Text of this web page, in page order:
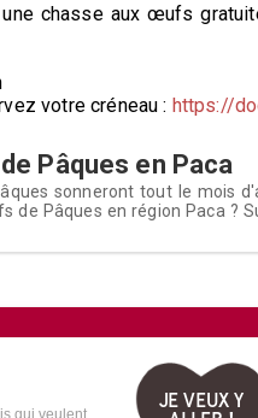
chasse aux œufs
votre créneau : https://
Pâques en Paca
sonneront tout le mois
de Pâques en région Paca ?
qui veulent
JE VEUX Y